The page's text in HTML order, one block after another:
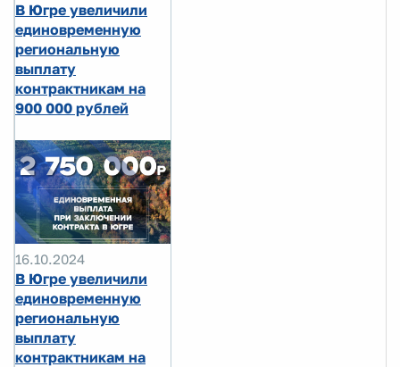
В Югре увеличили
единовременную
региональную
выплату
контрактникам на
900 000 рублей
16.10.2024
В Югре увеличили
единовременную
региональную
выплату
контрактникам на